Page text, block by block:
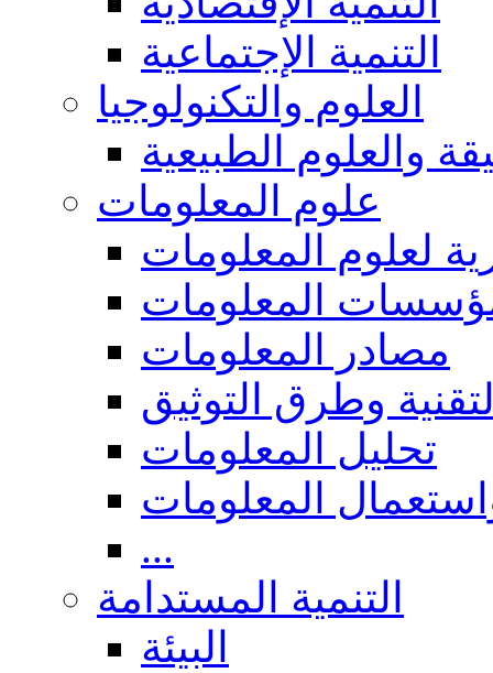
التنمية الإجتماعية
العلوم والتكنولوجيا
والعلوم الطبيعية
علوم المعلومات
لعلوم المعلومات
المعلومات
مصادر المعلومات
وطرق التوثيق
تحليل المعلومات
المعلومات
...
التنمية المستدامة
البيئة